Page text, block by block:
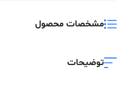
مشخصات محصول
توضیحات